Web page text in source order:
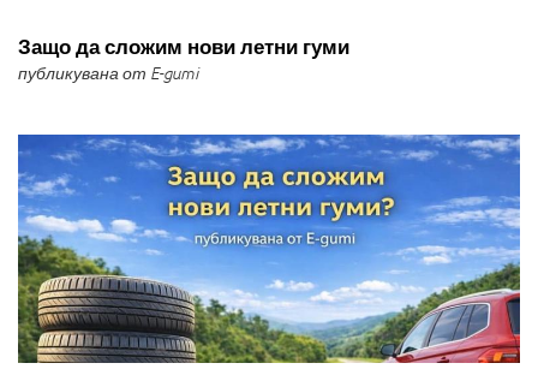
Защо да сложим нови летни гуми
публикувана от E-gumi